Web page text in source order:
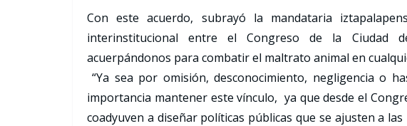
Con este acuerdo, subrayó la mandataria
interinstitucional entre el Congreso de la Ciudad
acuerpándonos para combatir el maltrato animal en
“Ya sea por omisión, desconocimiento, negligencia o
importancia mantener este vínculo, ya que desde el
coadyuven a diseñar políticas públicas que se ajusten a